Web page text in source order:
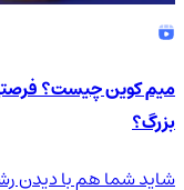
میم کوین چیست؟
بزرگ؟
شاید شما هم با دیدن